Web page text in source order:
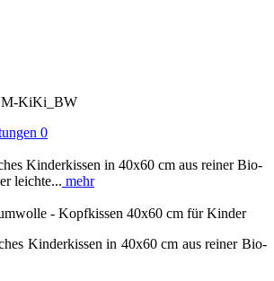
KiKi_BW
0
Kinderkissen in 40x60 cm aus reiner Bio-
leichte... mehr
- Kopfkissen 40x60 cm für Kinder
Kinderkissen in 40x60 cm aus reiner Bio-